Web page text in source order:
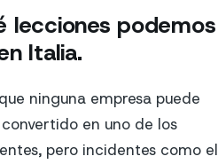
lecciones podemos
Italia.
ninguna empresa puede
en uno de los
pero incidentes como el